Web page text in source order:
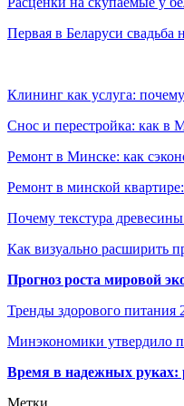
Первая в Беларуси свадьба
Клининг как услуга:
Снос и перестройка: как в
Ремонт в Минске: как
Ремонт в минской
Почему текстура
Как визуально расширить
Прогноз роста мировой
Тренды здорового питания
Минэкономики утвердило
Время в надежных руках:
Метки